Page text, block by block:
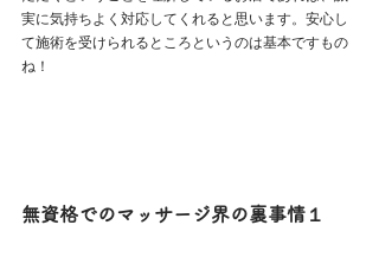
実に気持ちよく対応してくれると思います。安心し
て施術を受けられるところというのは基本ですもの
ね！
無資格でのマッサージ界の裏事情１